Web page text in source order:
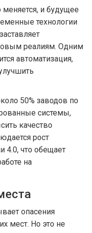
и будущее
технологии
реалиям. Одним
автоматизация,
50% заводов по
системы,
качество
рост
4.0, что обещает
на
опасения
мест. Но это не